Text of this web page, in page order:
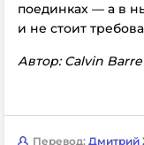
поединках — а в
и не стоит
Автор: Calvin
Перевод: Дмитрий